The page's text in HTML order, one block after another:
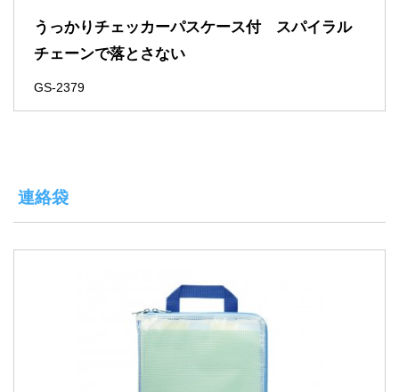
うっかりチェッカーパスケース付 スパイラル
チェーンで落とさない
GS-2379
連絡袋